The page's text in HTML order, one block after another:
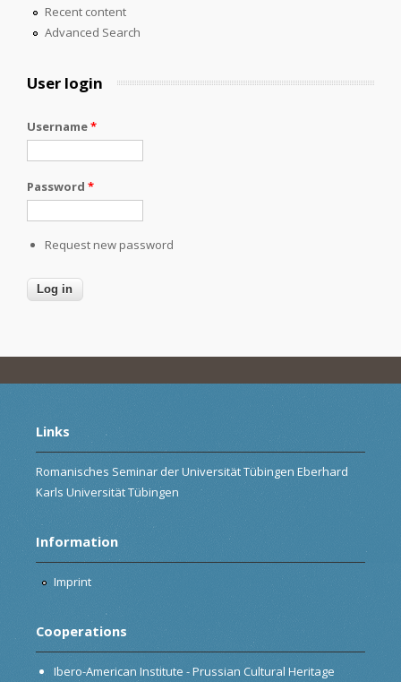
Recent content
Advanced Search
User login
Username*
Password *
Request new password
Links
Romanisches Seminar der Universität Tübingen Eberhard
Karls Universität Tübingen
Information
Imprint
Cooperations
Ibero-American Institute - Prussian Cultural Heritage